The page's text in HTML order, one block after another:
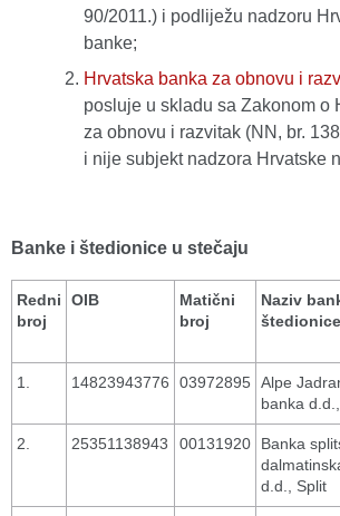
90/2011.) i podliježu nadzoru
banke;
Hrvatska banka za obnovu i
posluje u skladu sa Zakonom o
za obnovu i razvitak (NN, br.
i nije subjekt nadzora Hrvatske
Banke i štedionice u stečaju
Redni
broj
OIB
Matični
broj
Naziv
štedionice
1. 14823943776 03972895 Alpe
banka
2. 25351138943 00131920
Banka
d.d., Split